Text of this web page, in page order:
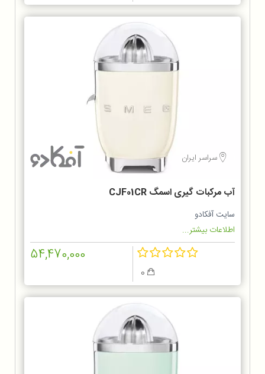
سراسر ایران
آب مرکبات گیری اسمگ CJF01CR
سایت آفکادو
اطلاعات بیشتر...
54,470,000